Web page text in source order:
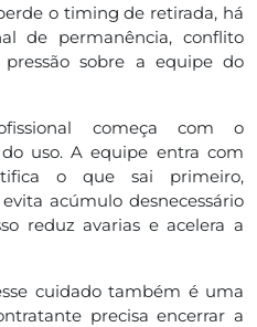
o timing de retirada, há
de permanência, conflito
sobre a equipe do
começa com o
uso. A equipe entra com
o que sai primeiro,
acúmulo desnecessário
reduz avarias e acelera a
cuidado também é uma
precisa encerrar a